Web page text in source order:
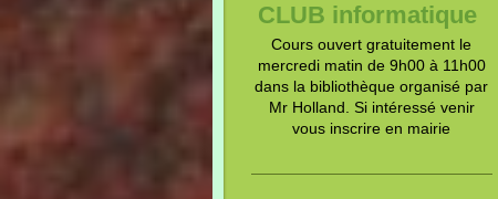
CLUB informatique
Cours ouvert gratuitement le
mercredi matin de 9h00 à 11h00
dans la bibliothèque organisé par
Mr Holland. Si intéressé venir
vous inscrire en mairie